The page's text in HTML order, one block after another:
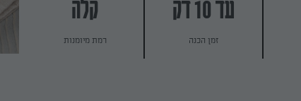
עד 10 דק
זמן הכנה
קלה
רמת מיומנות